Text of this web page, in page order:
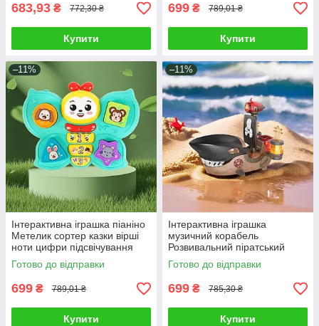
683,93 ₴ 772,30 ₴
Купити
699 ₴ 789,01 ₴
Купити
–11%
Інтерактивна іграшка піаніно
Метелик сортер казки вірші
ноти цифри підсвічування
озвучування українською
мовою
Готово до відправки
699 ₴ 789,01 ₴
Купити
–11%
Інтерактивна іграшка
музичний корабель
Розвивальний піратський
корабель-акула для дітей
Морська іграшка Акула
Готово до відправки
699 ₴ 785,30 ₴
Купити